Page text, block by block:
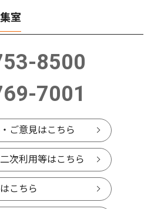
室
8500
7001
ご意見はこちら
次利用等はこちら
こちら